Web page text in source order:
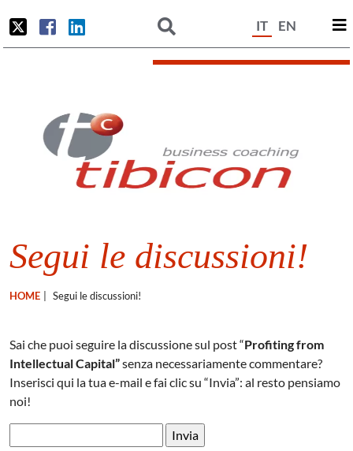
IT EN
Segui le discussioni!
HOME Segui le discussioni!
Sai che puoi seguire la discussione sul post “Profiting from
Intellectual Capital”senza necessariamente commentare?
Inserisci qui la tua e-mail e fai clic su “Invia”: al resto pensiamo
noi!